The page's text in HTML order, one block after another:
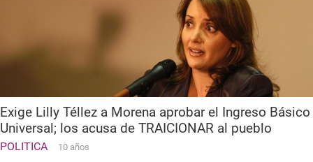
Exige Lilly Téllez a Morena aprobar el Ingreso Básico
Universal; los acusa de TRAICIONAR al pueblo
POLITICA 10 años